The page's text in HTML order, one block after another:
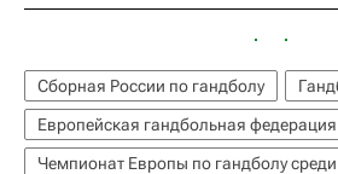
Сборная России по гандболу
Европейская гандбольная федерация
Чемпионат Европы по гандболу